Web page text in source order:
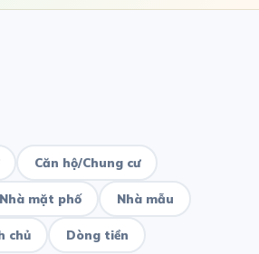
Căn hộ/Chung cư
Nhà mặt phố Nhà mẫu
chủ Dòng tiền